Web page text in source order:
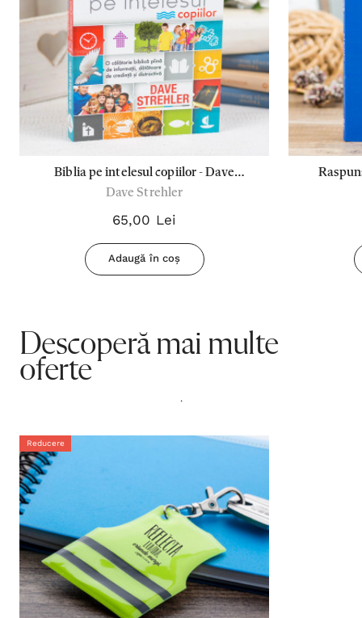
Biblia pe intelesul copiilor - Dave
Strehler
Dave Strehler
65,00 Lei
Adaugă în coș
Descoperă mai multe
oferte
.
Reducere